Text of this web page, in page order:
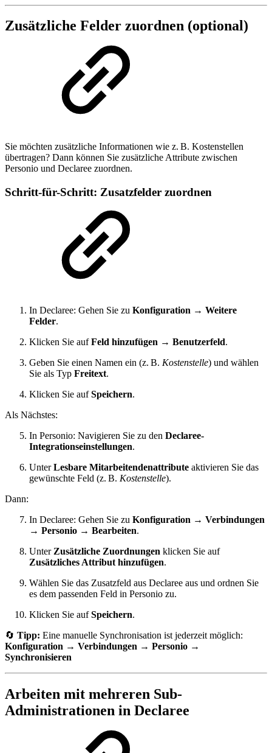
Zusätzliche Felder zuordnen (optional)
Sie möchten zusätzliche Informationen wie z. B. Kostenstellen
übertragen? Dann können Sie zusätzliche Attribute zwischen
Personio und Declaree zuordnen.
Schritt-für-Schritt: Zusatzfelder zuordnen
In Declaree: Gehen Sie zu Konfiguration → Weitere
Felder.
Klicken Sie aufFeld hinzufügen → Benutzerfeld.
Geben Sie einen Namen ein (z. B. Kostenstelle) und wählen
Sie als Typ Freitext.
Klicken Sie aufSpeichern.
Als Nächstes:
In Personio: Navigieren Sie zu den Declaree-
Integrationseinstellungen.
UnterLesbare Mitarbeitendenattribute aktivieren Sie das
gewünschte Feld (z. B. Kostenstelle).
Dann:
In Declaree: Gehen Sie zu Konfiguration → Verbindungen
→ Personio → Bearbeiten.
Unter Zusätzliche Zuordnungen klicken Sie auf
Zusätzliches Attribut hinzufügen.
Wählen Sie das Zusatzfeld aus Declaree aus und ordnen Sie
es dem passenden Feld in Personio zu.
Klicken Sie aufSpeichern.
🔄 Tipp: Eine manuelle Synchronisation ist jederzeit möglich:
Konfiguration → Verbindungen → Personio →
Synchronisieren
Arbeiten mit mehreren Sub-
Administrationen in Declaree